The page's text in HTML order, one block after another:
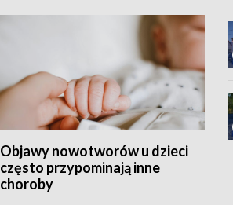
Objawy nowotworów u dzieci
często przypominają inne
choroby